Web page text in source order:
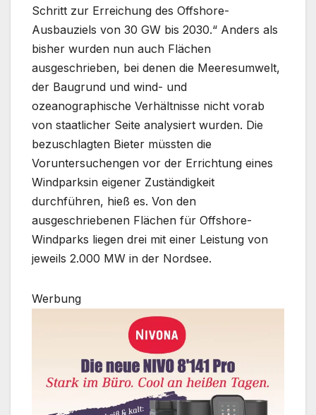
Schritt zur Erreichung des Offshore-
Ausbauziels von 30 GW bis 2030.“ Anders als
bisher wurden nun auch Flächen
ausgeschrieben, bei denen die Meeresumwelt,
der Baugrund und wind- und
ozeanographische Verhältnisse nicht vorab
von staatlicher Seite analysiert wurden. Die
bezuschlagten Bieter müssten die
Voruntersuchengen vor der Errichtung eines
Windparksin eigener Zuständigkeit
durchführen, hieß es. Von den
ausgeschriebenen Flächen für Offshore-
Windparks liegen drei mit einer Leistung von
jeweils 2.000 MW in der Nordsee.
Werbung